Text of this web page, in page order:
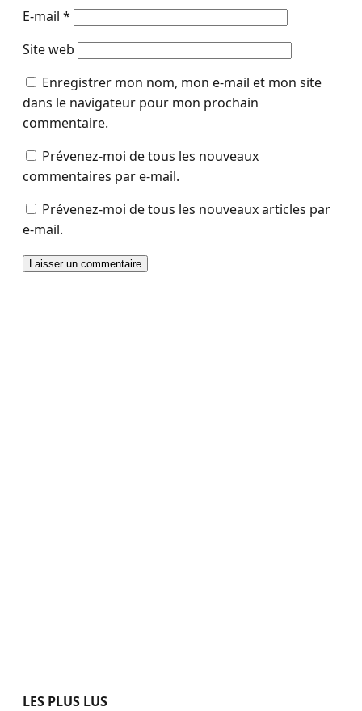
E-mail *
Site web
Enregistrer mon nom, mon e-mail et mon site
dans le navigateur pour mon prochain
commentaire.
Prévenez-moi de tous les nouveaux
commentaires par e-mail.
Prévenez-moi de tous les nouveaux articles par
e-mail.
LES PLUS LUS